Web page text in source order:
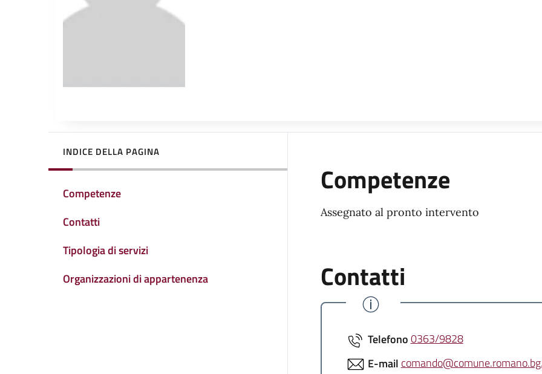
INDICE DELLA PAGINA
Competenze
Contatti
Tipologia di servizi
Organizzazioni di appartenenza
Competenze
Assegnato al pronto intervento
Contatti
Telefono0363/9828
E-mail